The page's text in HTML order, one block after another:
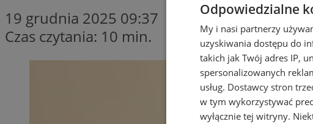
19 grudnia 2025 09:37
Czas czytania: 10 min.
Odpowiedzialne
My i nasi partnerzy
uzyskiwania dostępu do
takich jak Twój adres IP,
spersonalizowanych
usług. Dostawcy stron
w tym wykorzystywać
wyłącznie tej witryny.